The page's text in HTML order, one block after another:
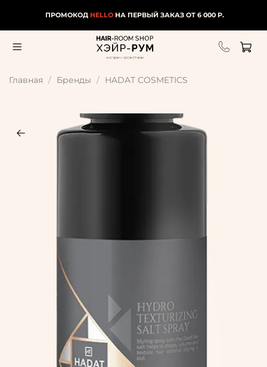
ПРОМОКОД HELLOНА ПЕРВЫЙ ЗАКАЗ ОТ 6 000 Р.
Главная Бренды HADAT COSMETICS